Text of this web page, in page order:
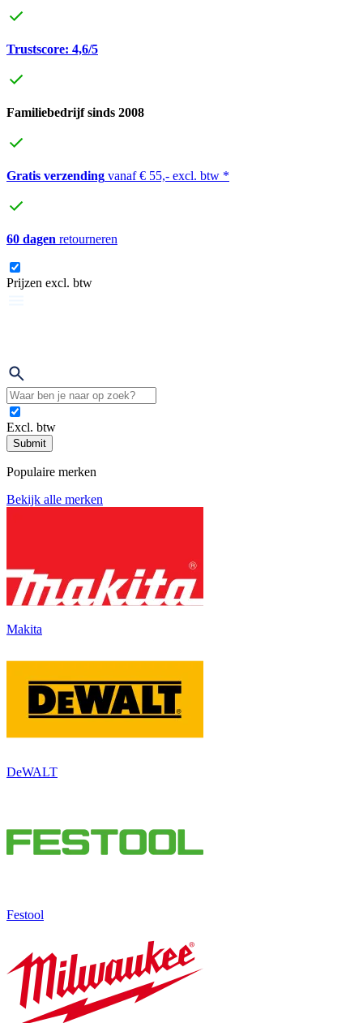
Trustscore: 4,6/5
Familiebedrijf sinds 2008
Gratis verzending vanaf € 55,- excl. btw *
60 dagen retourneren
Prijzen excl. btw
Excl. btw
Submit
Populaire merken
Bekijk alle merken
Makita
DeWALT
Festool